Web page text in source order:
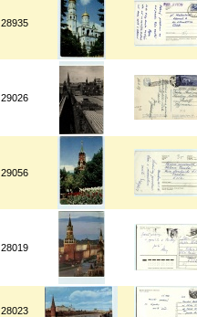
28935
29026
29056
28019
28023